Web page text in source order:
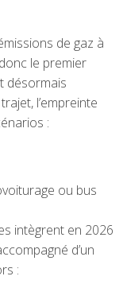
de gaz à
le premier
désormais
l’empreinte
:
ou bus
intègrent en 2026
d’un
: